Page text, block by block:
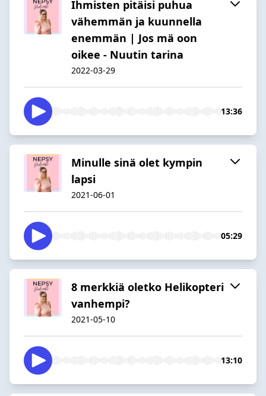
Ihmisten pitäisi puhua
vähemmän ja kuunnella
enemmän | Jos mä oon
oikee - Nuutin tarina
2022-03-29
13:36
Minulle sinä olet kympin
lapsi
2021-06-01
05:29
8 merkkiä oletko Helikopteri
vanhempi?
2021-05-10
13:10